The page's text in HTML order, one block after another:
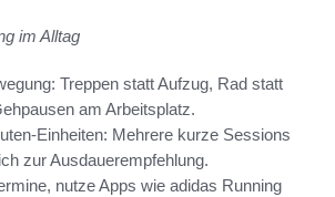
im Alltag
Treppen statt Aufzug, Rad statt
am Arbeitsplatz.
Mehrere kurze Sessions
zur Ausdauerempfehlung.
nutze Apps wie adidas Running